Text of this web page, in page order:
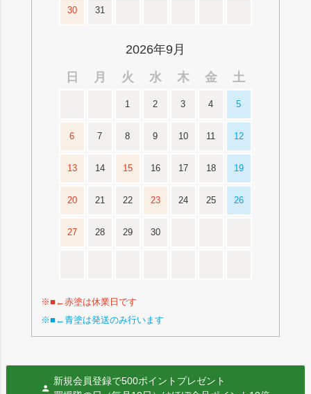
30 31
2026年9月
日
月 火 水 木 金 土
1 2 3 4 5
6 7 8 9 10 11 12
13 14 15 16 17 18 19
20 21 22 23 24 25 26
27 28 29 30
※■←赤塗は休業日です
※■←青塗は発送のみ行います
新規会員登録で500ポイントプレゼント